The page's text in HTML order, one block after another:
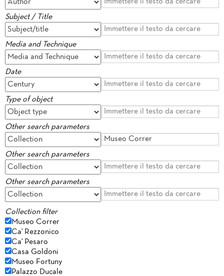
Subject / Title
Media and Technique
Date
Type of object
Other search parameters
Other search parameters
Other search parameters
Collection filter
Museo Correr
Ca' Rezzonico
Ca' Pesaro
Casa Goldoni
Museo Fortuny
Palazzo Ducale